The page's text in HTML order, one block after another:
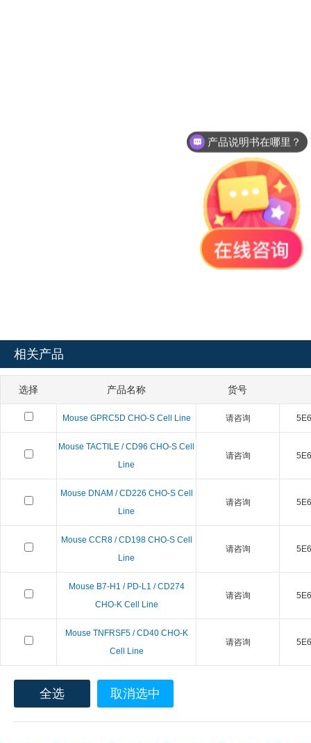
相关产品
选择 产品名称 货号
Mouse GPRC5D CHO-S Cell Line 请咨询
Mouse TACTILE / CD96 CHO-S Cell
Line
请咨询
Mouse DNAM / CD226 CHO-S Cell
Line
请咨询
Mouse CCR8 / CD198 CHO-S Cell
Line
请咨询
Mouse B7-H1 / PD-L1 / CD274
CHO-K Cell Line
请咨询
Mouse TNFRSF5 / CD40 CHO-K
Cell Line
请咨询
全选 取消选中
产品说明书在哪里？